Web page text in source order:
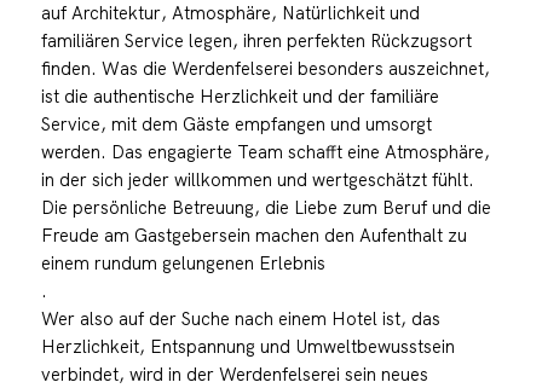
auf Architektur, Atmosphäre, Natürlichkeit und
familiären Service legen, ihren perfekten Rückzugsort
finden. Was die Werdenfelserei besonders auszeichnet,
ist die authentische Herzlichkeit und der familiäre
Service, mit dem Gäste empfangen und umsorgt
werden. Das engagierte Team schafft eine Atmosphäre,
in der sich jeder willkommen und wertgeschätzt fühlt.
Die persönliche Betreuung, die Liebe zum Beruf und die
Freude am Gastgebersein machen den Aufenthalt zu
einem rundum gelungenen Erlebnis
.
Wer also auf der Suche nach einem Hotel ist, das
Herzlichkeit, Entspannung und Umweltbewusstsein
verbindet, wird in der Werdenfelserei sein neues